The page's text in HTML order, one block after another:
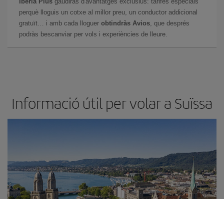
perquè lloguis un cotxe al millor preu, un conductor addicional
gratuït… i amb cada lloguer obtindràs Avios , que després
podràs bescanviar per vols i experiències de lleure.
Informació útil per volar a Suïssa